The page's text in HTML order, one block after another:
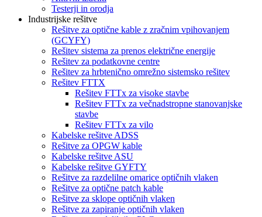
Testerji in orodja
Industrijske rešitve
Rešitve za optične kable z zračnim vpihovanjem
(GCYFY)
Rešitev sistema za prenos električne energije
Rešitev za podatkovne centre
Rešitev za hrbtenično omrežno sistemsko rešitev
Rešitev FTTX
Rešitev FTTx za visoke stavbe
Rešitev FTTx za večnadstropne stanovanjske
stavbe
Rešitev FTTx za vilo
Kabelske rešitve ADSS
Rešitve za OPGW kable
Kabelske rešitve ASU
Kabelske rešitve GYFTY
Rešitve za razdelilne omarice optičnih vlaken
Rešitve za optične patch kable
Rešitve za sklope optičnih vlaken
Rešitve za zapiranje optičnih vlaken